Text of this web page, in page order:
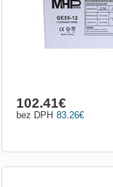
83.26€
bez DPH
102.41€